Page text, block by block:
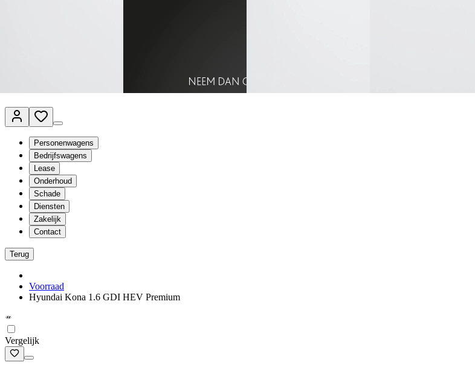
Personenwagens
Bedrijfswagens
Lease
Onderhoud
Schade
Diensten
Zakelijk
Contact
Terug
Voorraad
Hyundai Kona 1.6 GDI HEV Premium
Vergelijk